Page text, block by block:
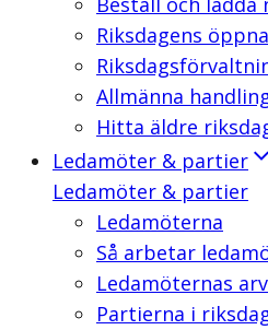
Riksdagens
Allmänna
Hitta äldre
Ledamöter & partier
Ledamöter & partier
Ledamöterna
Så arbetar
Ledamöternas
Partierna i